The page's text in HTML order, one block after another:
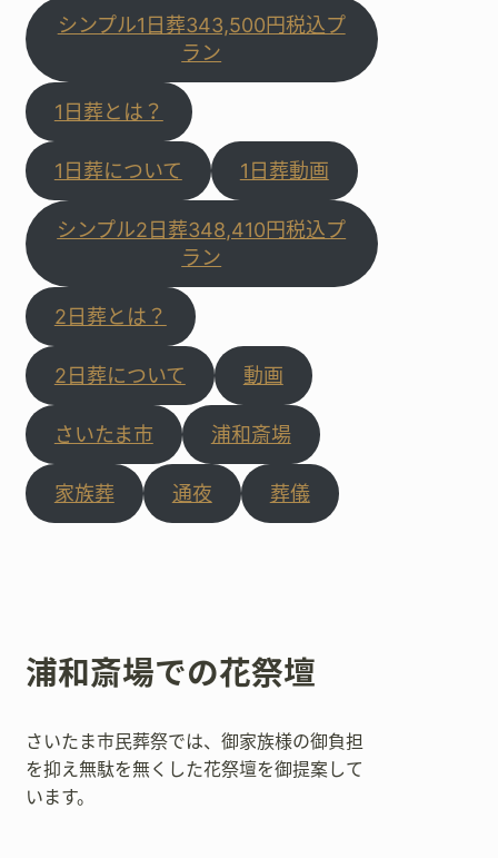
シンプル1日葬343,500円税込プ
ラン
1日葬とは？
1日葬について 1日葬動画
シンプル2日葬348,410円税込プ
ラン
2日葬とは？
2日葬について 動画
さいたま市 浦和斎場
家族葬 通夜 葬儀
浦和斎場での花祭壇
さいたま市民葬祭では、御家族様の御負担
を抑え無駄を無くした花祭壇を御提案して
います。